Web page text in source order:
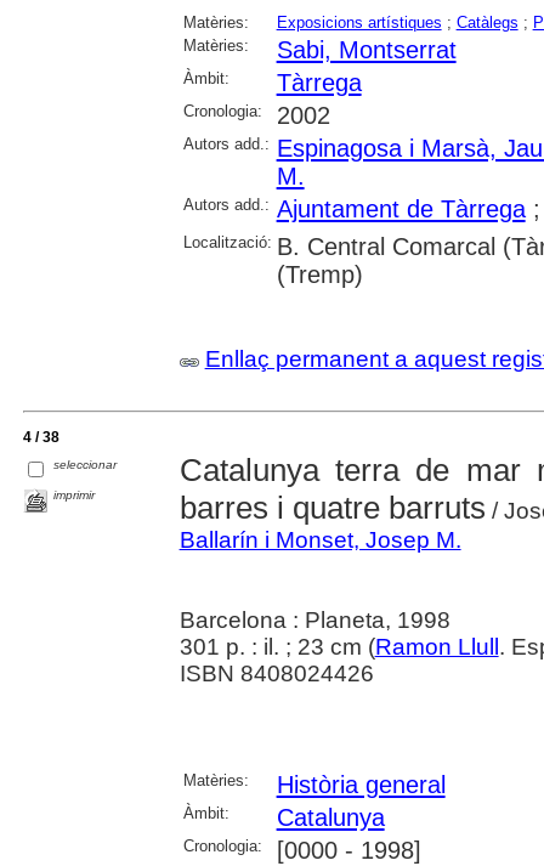
Matèries: Exposicions artístiques ; Catàlegs ;
Matèries:
Sabi, Montserrat
Àmbit: Tàrrega
Cronologia: 2002
Autors add.: Espinagosa i Marsà,
M.
Autors add.: Ajuntament de Tàrrega
Localització: B. Central Comarcal
(Tremp)
Enllaç permanent a aquest
4 / 38
seleccionar
imprimir
Catalunya terra de mar
barres i quatre barruts /
Ballarín i Monset, Josep M.
Barcelona : Planeta, 1998
301 p. : il. ; 23 cm (Ramon Llull .
ISBN 8408024426
Matèries: Història general
Àmbit: Catalunya
Cronologia: [0000 - 1998]